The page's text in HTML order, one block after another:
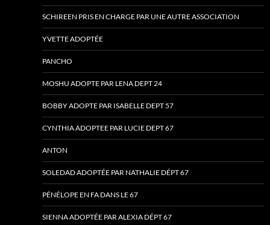
SCHIREEN PRIS EN CHARGE PAR UNE AUTRE ASSOCIATION
YVETTE ADOPTÉE
PANCHO
MOSHU ADOPTE PAR LENA DEPT 24
BOBBY ADOPTE PAR ISABELLE DEPT 57
CYNTHIA ADOPTEE PAR LUCIE DEPT 67
ANTON
SOLEDAD ADOPTÉE PAR NATHALIE DÉPT 67
PÉNÉLOPE EN FA DANS LE 67
SIENNA ADOPTÉE PAR ALEXIA DÉPT 67